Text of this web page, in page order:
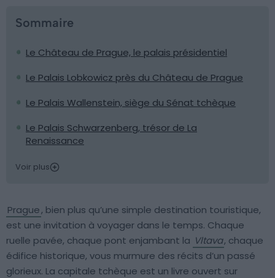
Sommaire
Le Château de Prague, le palais présidentiel
Le Palais Lobkowicz près du Château de Prague
Le Palais Wallenstein, siège du Sénat tchèque
Le Palais Schwarzenberg, trésor de La
Renaissance
Voir plus
Prague, bien plus qu’une simple destination touristique,
est une invitation à voyager dans le temps. Chaque
ruelle pavée, chaque pont enjambant la Vltava, chaque
édifice historique, vous murmure des récits d’un passé
glorieux. La capitale tchèque est un livre ouvert sur